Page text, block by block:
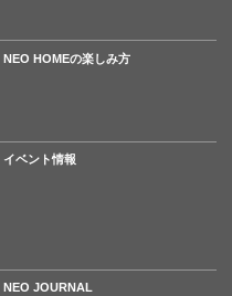
NEO HOMEの楽しみ方
イベント情報
NEO JOURNAL